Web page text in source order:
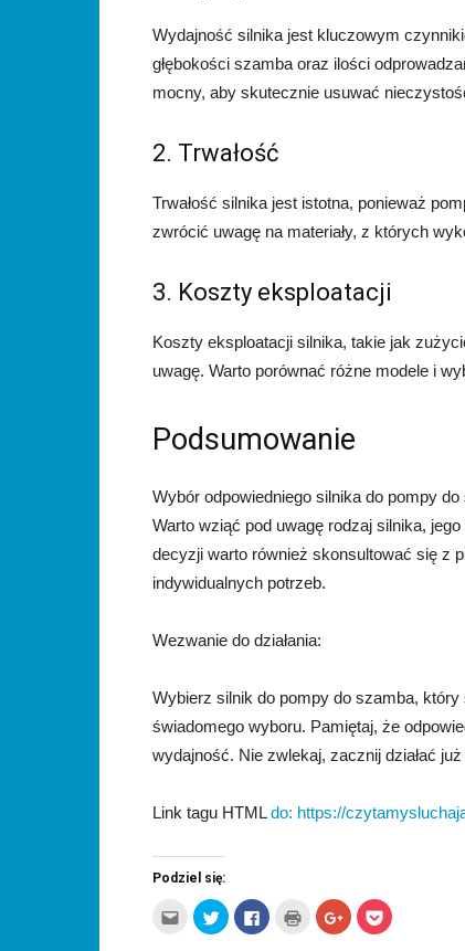
Wydajność silnika jest kluczowym
głębokości szamba oraz ilości
mocny, aby skutecznie usuwać
2. Trwałość
Trwałość silnika jest istotna, ponieważ
zwrócić uwagę na materiały, z których
3. Koszty eksploatacji
Koszty eksploatacji silnika, takie jak
uwagę. Warto porównać różne modele i
Podsumowanie
Wybór odpowiedniego silnika do pompy
Warto wziąć pod uwagę rodzaj silnika,
decyzji warto również skonsultować się z
indywidualnych potrzeb.
Wezwanie do działania:
Wybierz silnik do pompy do szamba, który
świadomego wyboru. Pamiętaj, że
wydajność. Nie zwlekaj, zacznij działać już
Link tagu HTMLdo: https://
Podziel się:
Kliknij,
aby
wysłać
Udostępnij
na
Twitterze(Otwiera
Click
to
Kliknij
by
wydrukować(Otwiera
Click
to
share
Click
to